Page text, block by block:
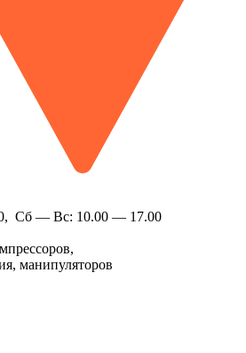
Сб — Вс: 10.00 — 17.00
манипуляторов